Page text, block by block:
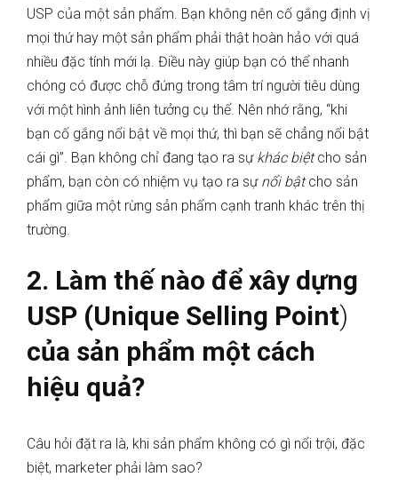
USP của một sản phẩm. Bạn không nên cố gắng định vị
mọi thứ hay một sản phẩm phải thật hoàn hảo với quá
nhiều đặc tính mới lạ. Điều này giúp bạn có thể nhanh
chóng có được chỗ đứng trong tâm trí người tiêu dùng
với một hình ảnh liên tưởng cụ thể. Nên nhớ rằng, “khi
bạn cố gắng nổi bật về mọi thứ, thì bạn sẽ chẳng nổi bật
cái gì”. Bạn không chỉ đang tạo ra sự khác biệtcho sản
phẩm, bạn còn có nhiệm vụ tạo ra sự nổi bậtcho sản
phẩm giữa một rừng sản phẩm cạnh tranh khác trên thị
trường.
2. Làm thế nào để xây dựng
USP (Unique Selling Point)
của sản phẩm một cách
hiệu quả?
Câu hỏi đặt ra là, khi sản phẩm không có gì nổi trội, đặc
biệt, marketer phải làm sao?